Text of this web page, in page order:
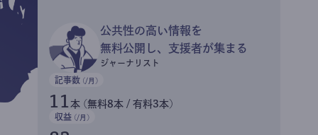
公共性の高い情報を
無料公開し、支援者が集まる
ジャーナリスト
記事数 (/月)
11 本 (無料8本 / 有料3本)
収益 (/月)